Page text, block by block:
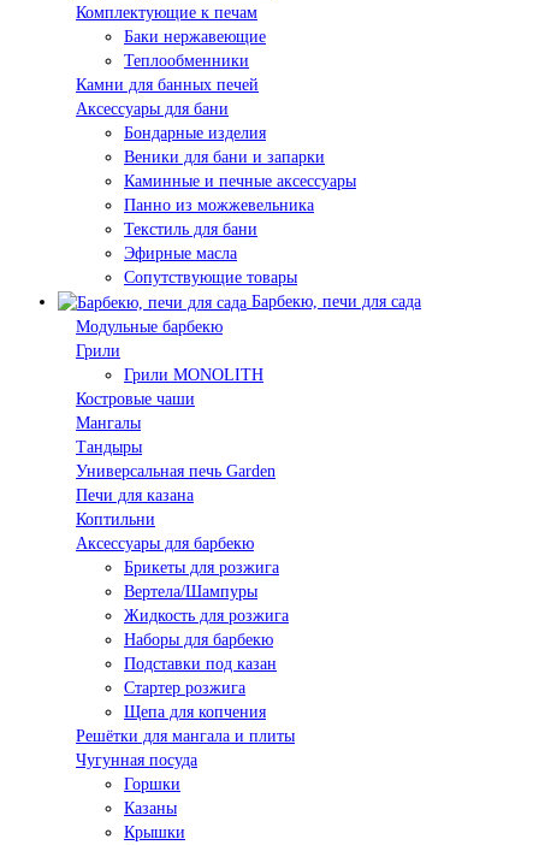
Комплектующие к печам
Баки нержавеющие
Теплообменники
Камни для банных печей
Аксессуары для бани
Бондарные изделия
Веники для бани и запарки
Каминные и печные аксессуары
Панно из можжевельника
Текстиль для бани
Эфирные масла
Сопутствующие товары
Барбекю, печи для сада
Модульные барбекю
Грили
Грили MONOLITH
Костровые чаши
Мангалы
Тандыры
Универсальная печь Garden
Печи для казана
Коптильни
Аксессуары для барбекю
Брикеты для розжига
Вертела/Шампуры
Жидкость для розжига
Наборы для барбекю
Подставки под казан
Стартер розжига
Щепа для копчения
Решётки для мангала и плиты
Чугунная посуда
Горшки
Казаны
Крышки